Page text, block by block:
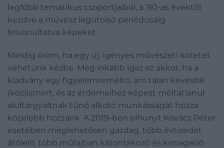
legfőbb tematikus csoportjaiból, a ’80-as évektől
kezdve a művész legutolsó periódusáig
felvonultatva képeket.
Mindig öröm, ha egy új, igényes művészeti kötetet
vehetünk kézbe. Még inkább igaz ez akkor, ha a
kiadvány egy figyelemreméltó, ám talán kevésbé
(köz)ismert, és az érdemeihez képest méltatlanul
alultárgyaltnak tűnő alkotó munkásságát hozza
közelebb hozzánk. A 2019-ben elhunyt Kovács Péter
esetében meglehetősen gazdag, több évtizedet
átölelő, több műfajban kibontakozó és kimagasló